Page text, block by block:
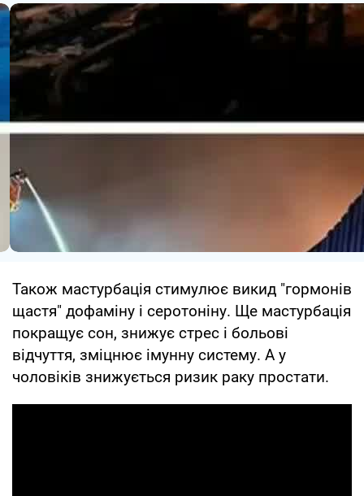
Також мастурбація стимулює викид "гормонів
щастя" дофаміну і серотоніну. Ще мастурбація
покращує сон, знижує стрес і больові
відчуття, зміцнює імунну систему. А у
чоловіків знижується ризик раку простати.